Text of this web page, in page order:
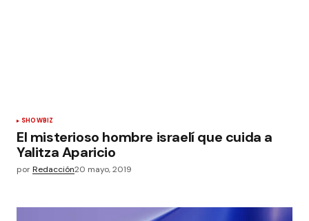
SHOWBIZ
El misterioso hombre israelí que cuida a
Yalitza Aparicio
porRedacción20 mayo, 2019